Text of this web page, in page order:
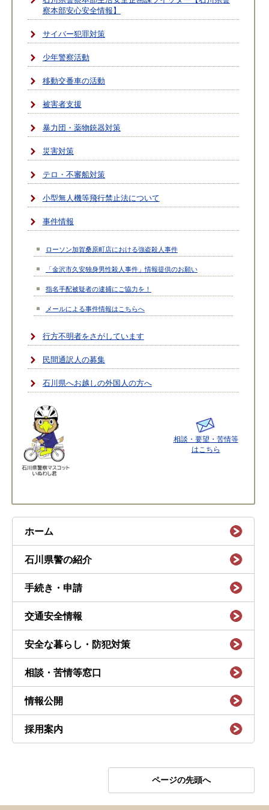
察本部安心安全情報】
サイバー犯罪対策
少年警察活動
移動交番車の活動
被害者支援
暴力団・薬物銃器対策
災害対策
テロ・不審船対策
小型無人機等飛行禁止法について
事件情報
ローソン加賀桑原町店における強盗殺人事件
「金沢市久安独身男性殺人事件」情報提供のお願い
指名手配被疑者の逮捕にご協力を！
メールによる事件情報はこちらへ
行方不明者をさがしています
民間通訳人の募集
石川県へお越しの外国人の方へ
相談・要望・苦情等
はこちら
ホーム
石川県警の紹介
手続き・申請
交通安全情報
安全な暮らし・防犯対策
相談・苦情等窓口
情報公開
採用案内
ページの先頭へ